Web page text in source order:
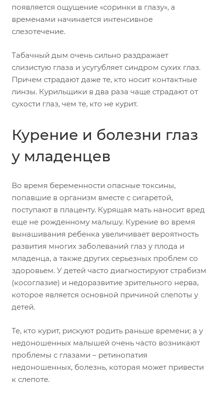
появляется ощущение «соринки в глазу», а
временами начинается интенсивное
слезотечение.
Табачный дым очень сильно раздражает
слизистую глаза и усугубляет синдром сухих глаз.
Причем страдают даже те, кто носит контактные
линзы. Курильщики в два раза чаще страдают от
сухости глаз, чем те, кто не курит.
Курение и болезни глаз
у младенцев
Во время беременности опасные токсины,
попавшие в организм вместе с сигаретой,
поступают в плаценту. Курящая мать наносит вред
еще не рожденному малышу. Курение во время
вынашивания ребенка увеличивает вероятность
развития многих заболеваний глаз у плода и
младенца, а также других серьезных проблем со
здоровьем. У детей часто диагностируют страбизм
(косоглазие) и недоразвитие зрительного нерва,
которое является основной причиной слепоты у
детей.
Те, кто курит, рискуют родить раньше времени; а у
недоношенных малышей очень часто возникают
проблемы с глазами – ретинопатия
недоношенных, болезнь, которая может привести
к слепоте.